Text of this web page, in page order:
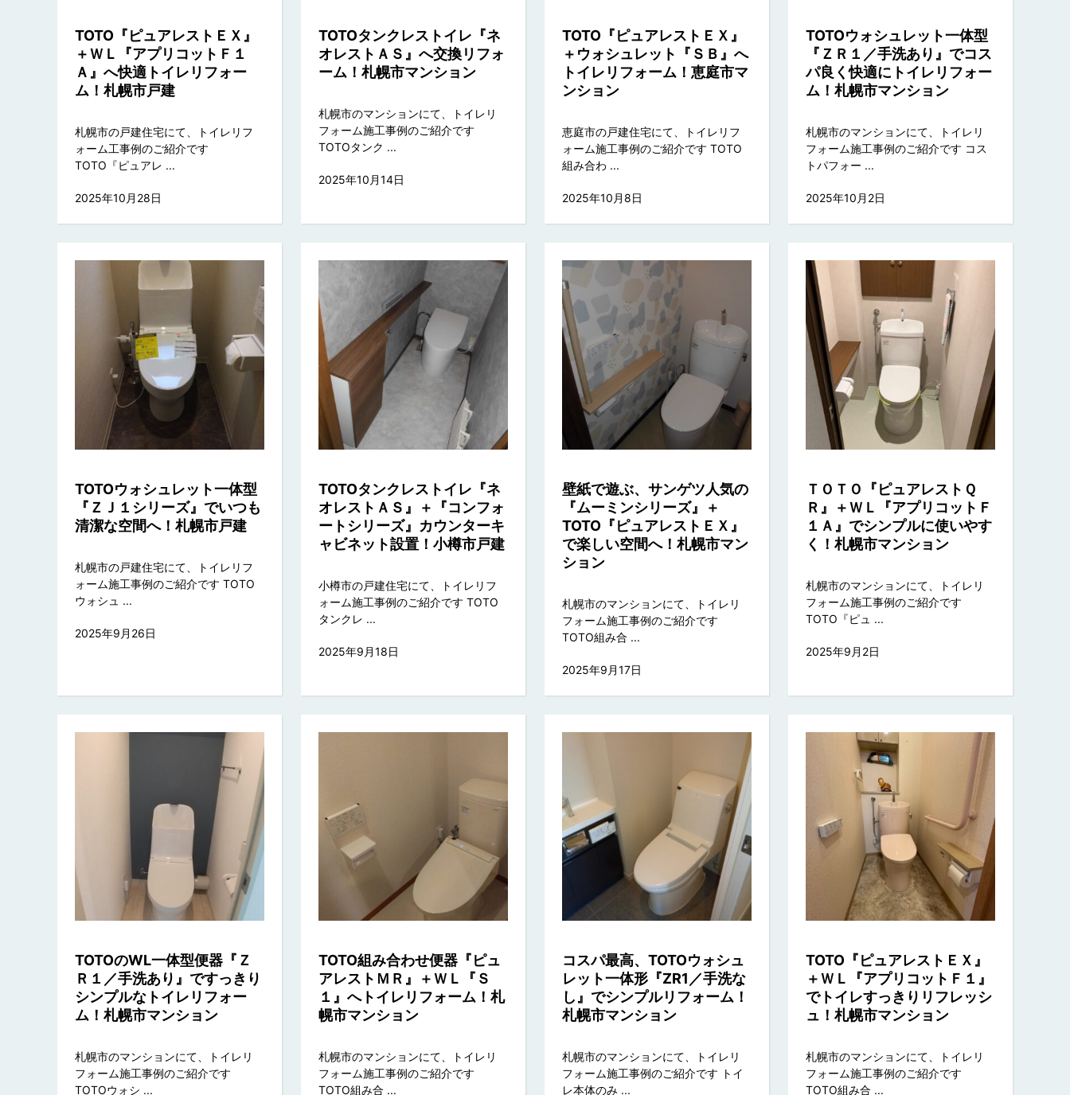
TOTO『ピュアレストＥＸ』
＋ＷＬ『アプリコットＦ１
Ａ』へ快適トイレリフォー
ム！札幌市戸建
札幌市の戸建住宅にて、トイレリフ
ォーム工事例のご紹介です
TOTO『ピュアレ ...
2025年10月28日
TOTOタンクレストイレ『ネ
オレストＡＳ』へ交換リフォ
ーム！札幌市マンション
札幌市のマンションにて、トイレリ
フォーム施工事例のご紹介です
TOTOタンク ...
2025年10月14日
TOTO『ピュアレストＥＸ』
＋ウォシュレット『ＳＢ』へ
トイレリフォーム！恵庭市マ
ンション
恵庭市の戸建住宅にて、トイレリフ
ォーム施工事例のご紹介です TOTO
組み合わ ...
2025年10月8日
TOTOウォシュレット一体型
『ＺＲ１／手洗あり』でコス
パ良く快適にトイレリフォー
ム！札幌市マンション
札幌市のマンションにて、トイレリ
フォーム施工事例のご紹介です コス
トパフォー ...
2025年10月2日
TOTOウォシュレット一体型
『ＺＪ１シリーズ』でいつも
清潔な空間へ！札幌市戸建
札幌市の戸建住宅にて、トイレリフ
ォーム施工事例のご紹介です TOTO
ウォシュ ...
2025年9月26日
TOTOタンクレストイレ『ネ
オレストＡＳ』＋『コンフォ
ートシリーズ』カウンターキ
ャビネット設置！小樽市戸建
小樽市の戸建住宅にて、トイレリフ
ォーム施工事例のご紹介です TOTO
タンクレ ...
2025年9月18日
壁紙で遊ぶ、サンゲツ人気の
『ムーミンシリーズ』＋
TOTO『ピュアレストＥＸ』
で楽しい空間へ！札幌市マン
ション
札幌市のマンションにて、トイレリ
フォーム施工事例のご紹介です
TOTO組み合 ...
2025年9月17日
ＴＯＴＯ『ピュアレストＱ
Ｒ』＋ＷＬ『アプリコットＦ
１Ａ』でシンプルに使いやす
く！札幌市マンション
札幌市のマンションにて、トイレリ
フォーム施工事例のご紹介です
TOTO『ピュ ...
2025年9月2日
TOTOのWL一体型便器『Ｚ
Ｒ１／手洗あり』ですっきり
シンプルなトイレリフォー
ム！札幌市マンション
札幌市のマンションにて、トイレリ
フォーム施工事例のご紹介です
TOTOウォシ ...
TOTO組み合わせ便器『ピュ
アレストＭＲ』＋ＷＬ『Ｓ
１』へトイレリフォーム！札
幌市マンション
札幌市のマンションにて、トイレリ
フォーム施工事例のご紹介です
TOTO組み合 ...
コスパ最高、TOTOウォシュ
レット一体形『ZR1／手洗な
し』でシンプルリフォーム！
札幌市マンション
札幌市のマンションにて、トイレリ
フォーム施工事例のご紹介です トイ
レ本体のみ ...
TOTO『ピュアレストＥＸ』
＋ＷＬ『アプリコットＦ１』
でトイレすっきりリフレッシ
ュ！札幌市マンション
札幌市のマンションにて、トイレリ
フォーム施工事例のご紹介です
TOTO組み合 ...